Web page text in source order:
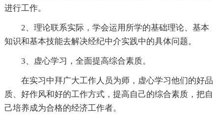
进行工作。
2、理论联系实际，学会运用所学的基础理论、基本
知识和基本技能去解决经纪中介实践中的具体问题。
3、虚心学习，全面提高综合素质。
在实习中拜广大工作人员为师，虚心学习他们的好品
质、好作风和好的工作方式，提高自己的综合素质，把自
己培养成为合格的经济工作者。